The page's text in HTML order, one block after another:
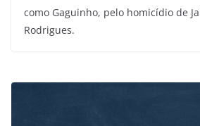
como Gaguinho, pelo homicídio de
Rodrigues.